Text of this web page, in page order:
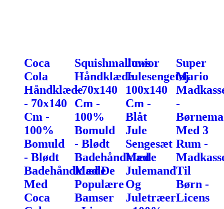
Coca
Cola
Håndklæde
- 70x140
Cm -
100%
Bomuld
- Blødt
Badehåndklæde
Med
Coca
Squishmallows
Håndklæde
- 70x140
Cm -
100%
Bomuld
- Blødt
Badehåndklæde
Med De
Populære
Bamser
Junior
Julesengetøj
100x140
Cm -
Blåt
Jule
Sengesæt
Med
Julemand
Og
Juletræer
Super
Mario
-
Med 3
Rum -
Til
Børn -
Licens